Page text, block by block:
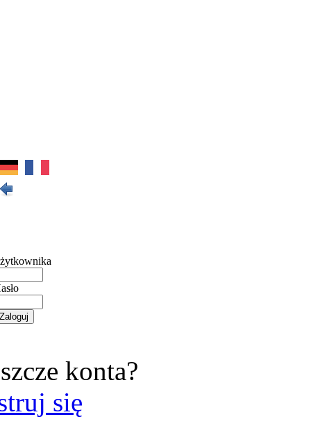
konta?
się